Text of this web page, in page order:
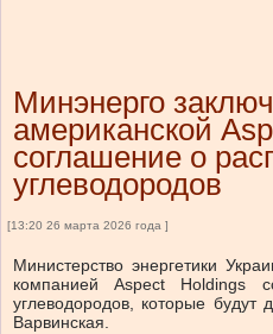
Минэнерго
американской
соглашение о
углеводородов
[13:20 26 марта 2026 года ]
Министерство энергетики
компанией Aspect Holdings
углеводородов, которые будут
Варвинская.